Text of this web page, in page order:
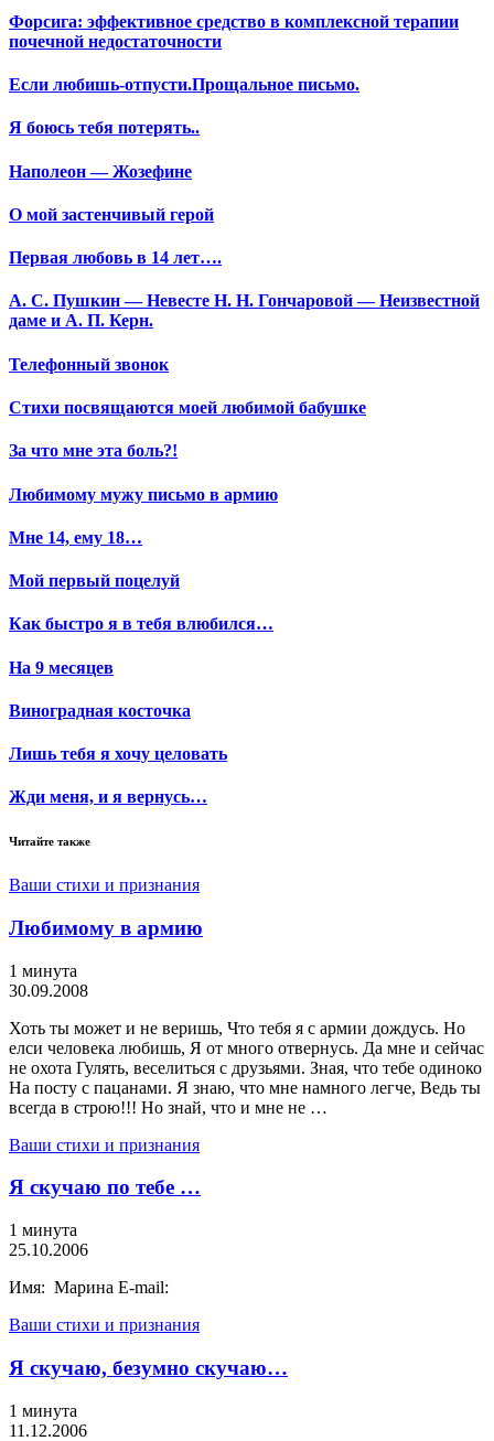
Форсига: эффективное средство в комплексной терапии
почечной недостаточности
Если любишь-отпусти.Прощальное письмо.
Я боюсь тебя потерять..
Наполеон — Жозефине
О мой застенчивый герой
Первая любовь в 14 лет….
А. С. Пушкин — Невесте Н. Н. Гончаровой — Неизвестной
даме и А. П. Керн.
Телефонный звонок
Стихи посвящаются моей любимой бабушке
За что мне эта боль?!
Любимому мужу письмо в армию
Мне 14, ему 18…
Мой первый поцелуй
Как быстро я в тебя влюбился…
На 9 месяцев
Виноградная косточка
Лишь тебя я хочу целовать
Жди меня, и я вернусь…
Читайте также
Ваши стихи и признания
Любимому в армию
1 минута
30.09.2008
Хоть ты может и не веришь, Что тебя я с армии дождусь. Но
елси человека любишь, Я от много отвернусь. Да мне и сейчас
не охота Гулять, веселиться с друзьями. Зная, что тебе одиноко
На посту с пацанами. Я знаю, что мне намного легче, Ведь ты
всегда в строю!!! Но знай, что и мне не …
Ваши стихи и признания
Я скучаю по тебе …
1 минута
25.10.2006
Имя: Марина E-mail:
Ваши стихи и признания
Я скучаю, безумно скучаю…
1 минута
11.12.2006